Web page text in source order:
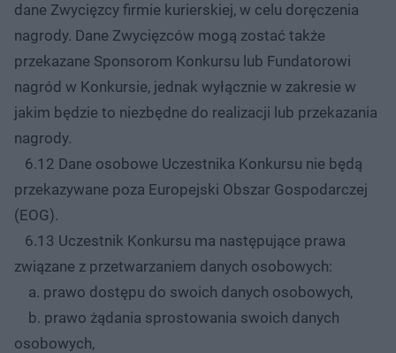
dane Zwycięzcy firmie kurierskiej, w celu doręczenia
nagrody. Dane Zwycięzców mogą zostać także
przekazane Sponsorom Konkursu lub Fundatorowi
nagród w Konkursie, jednak wyłącznie w zakresie w
jakim będzie to niezbędne do realizacji lub przekazania
nagrody.
6.12 Dane osobowe Uczestnika Konkursu nie będą
przekazywane poza Europejski Obszar Gospodarczej
(EOG).
6.13 Uczestnik Konkursu ma następujące prawa
związane z przetwarzaniem danych osobowych:
a. prawo dostępu do swoich danych osobowych,
b. prawo żądania sprostowania swoich danych
osobowych,